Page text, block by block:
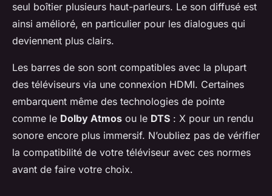
seul boîtier plusieurs haut-parleurs. Le son diffusé est
ainsi amélioré, en particulier pour les dialogues qui
deviennent plus clairs.
Les barres de son sont compatibles avec la plupart
des téléviseurs via une connexion HDMI. Certaines
embarquent même des technologies de pointe
comme le Dolby Atmos ou le DTS : X pour un rendu
sonore encore plus immersif. N’oubliez pas de vérifier
la compatibilité de votre téléviseur avec ces normes
avant de faire votre choix.